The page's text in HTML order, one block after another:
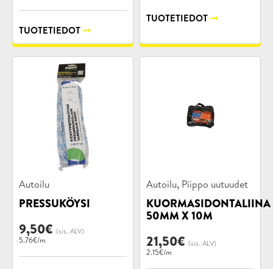
TUOTETIEDOT
TUOTETIEDOT
Tuotekategoriat:
Autoilu
PRESSUKÖYSI
9,50€ (sis. ALV)
5.76€/m
Tuotekategoriat:
Autoilu, Piippo uutuudet
KUORMASIDONTALIINA
50MM X 10M
21,50€ (sis. ALV)
2.15€/m